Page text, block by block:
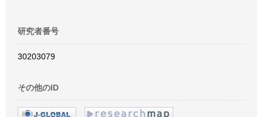
研究者番号
30203079
その他のID